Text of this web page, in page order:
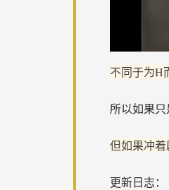
不同于为H
所以如果
但如果冲着
更新日志：